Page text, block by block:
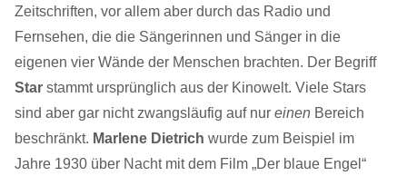
Zeitschriften, vor allem aber durch das Radio und
Fernsehen, die die Sängerinnen und Sänger in die
eigenen vier Wände der Menschen brachten. Der Begriff
Star stammt ursprünglich aus der Kinowelt. Viele Stars
sind aber gar nicht zwangsläufig auf nur einen Bereich
beschränkt. Marlene Dietrich wurde zum Beispiel im
Jahre 1930 über Nacht mit dem Film „Der blaue Engel“